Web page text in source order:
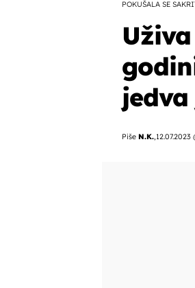
POKUŠALA SE
Piše N.K.,12.07.2023